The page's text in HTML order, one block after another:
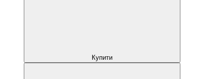
Купити